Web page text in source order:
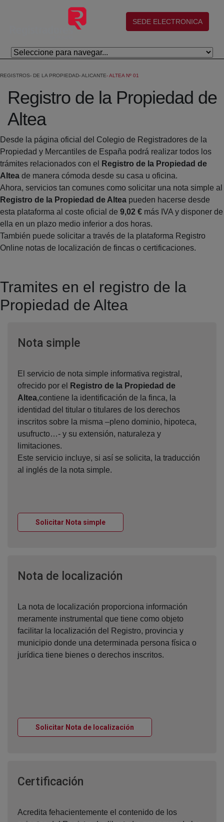
Eduki nagusira joan
(abre en nueva ventana)
SEDE ELECTRONICA
REGISTROS DE LA PROPIEDAD ALICANTE ALTEA Nº 01
Registro de la Propiedad de
Altea
Desde la página oficial del Colegio de Registradores de la
Propiedad y Mercantiles de España podrá realizar todos los
trámites relacionados con el
Registro de la Propiedad de
Altea de manera cómoda desde su casa u oficina.
Ahora, servicios tan comunes como solicitar una nota simple al
Registro de la Propiedad de Altea pueden hacerse desde
esta plataforma al coste oficial de 9,02 € más IVA y disponer de
ella en un plazo medio inferior a dos horas.
También puede solicitar a través de la plataforma Registro
Online notas de localización de fincas o certificaciones.
Tramites en el registro de la
Propiedad de Altea
Nota simpleVentana nueva
El servicio de nota simple informativa registral,
ofrecido por el
Registro de la Propiedad de
Altea,contiene la identificación de la finca, la
identidad del titular o titulares de los derechos
inscritos sobre la misma –pleno dominio, hipoteca,
usufructo…- y su extensión, naturaleza y
limitaciones.
Este servicio incluye, si así se solicita, la traducción
al inglés de la nota simple.
Solicitar Nota simpleVentana nueva
Nota de localización
La nota de localización proporciona información
meramente instrumental que tiene como objeto
facilitar la localización del Registro, provincia y
municipio donde una determinada persona física o
jurídica tiene bienes o derechos inscritos.
Solicitar Nota de localización
Certificación
Acredita fehacientemente el contenido de los